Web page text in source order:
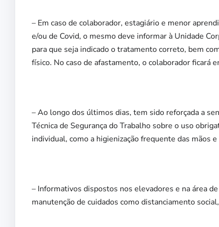
– Em caso de colaborador, estagiário e menor
e/ou de Covid, o mesmo deve informar à Unidade
para que seja indicado o tratamento correto, bem
físico. No caso de afastamento, o colaborador ficará
– Ao longo dos últimos dias, tem sido reforçada a
Técnica de Segurança do Trabalho sobre o uso
individual, como a higienização frequente das mãos
– Informativos dispostos nos elevadores e na área
manutenção de cuidados como distanciamento